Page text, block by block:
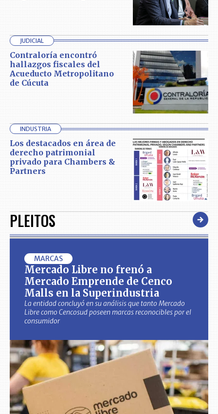
JUDICIAL
Contraloría encontró
hallazgos fiscales del
Acueducto Metropolitano
de Cúcuta
INDUSTRIA
Los destacados en área de
derecho patrimonial
privado para Chambers &
Partners
PLEITOS
MARCAS
Mercado Libre no frenó a
Mercado Emprende de Cenco
Malls en la Superindustria
La entidad concluyó en su análisis que tanto Mercado
Libre como Cencosud poseen marcas reconocibles por el
consumidor